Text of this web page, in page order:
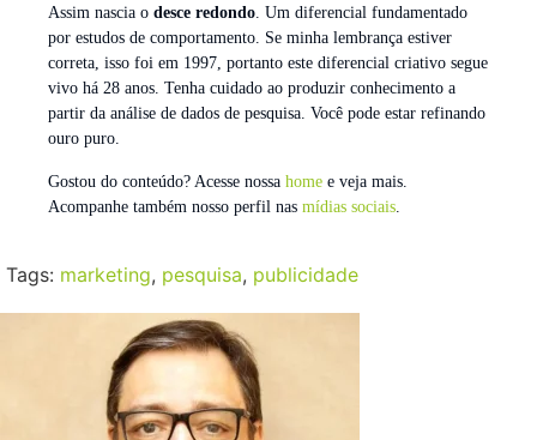
Assim nascia o desce redondo. Um diferencial fundamentado
por estudos de comportamento. Se minha lembrança estiver
correta, isso foi em 1997, portanto este diferencial criativo segue
vivo há 28 anos. Tenha cuidado ao produzir conhecimento a
partir da análise de dados de pesquisa. Você pode estar refinando
ouro puro.
Gostou do conteúdo? Acesse nossa home e veja mais.
Acompanhe também nosso perfil nas mídias sociais
Tags: marketing, pesquisa, publicidade